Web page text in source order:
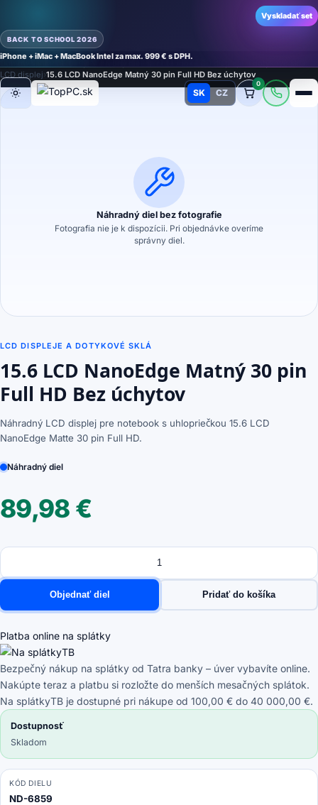
BACK TO SCHOOL 2026
iPhone + iMac + MacBook Intel za max. 999 € s DPH.
Vyskladať set
Režim
SK CZ
0
LCD displej›15.6 LCD NanoEdge Matný 30 pin Full HD Bez úchytov
Náhradný diel bez fotografie
Fotografia nie je k dispozícii. Pri objednávke overíme
správny diel.
LCD DISPLEJE A DOTYKOVÉ SKLÁ
15.6 LCD NanoEdge Matný 30 pin
Full HD Bez úchytov
Náhradný LCD displej pre notebook s uhlopriečkou 15.6 LCD
NanoEdge Matte 30 pin Full HD.
Náhradný diel
89,98 €
Množstvo
množstvo
15.6
LCD
NanoEdge
30
pin
Full
HD
Bez
úchytov
Objednať diel Pridať do košíka
Platba online na splátky
Bezpečný nákup na splátky od Tatra banky – úver vybavíte online.
Nakúpte teraz a platbu si rozložte do menších mesačných splátok.
Na splátkyTB je dostupné pri nákupe od 100,00 € do 40 000,00 €.
Dostupnosť
Skladom
KÓD DIELU
ND-6859